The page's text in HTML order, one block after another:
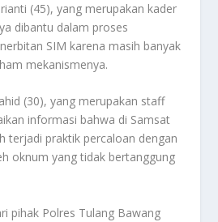
(45), yang merupakan kader
dibantu dalam proses
SIM karena masih banyak
mekanismenya.
(30), yang merupakan staff
informasi bahwa di Samsat
terjadi praktik percaloan dengan
oknum yang tidak bertanggung
pihak Polres Tulang Bawang